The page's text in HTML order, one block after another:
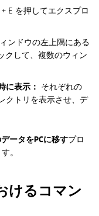
E を押してエクスプロ
ンドウの左上隅にある
クして、複数のウィン
に表示： それぞれの
クトリを表示させ、デ
ータをPCに移すプロ
。
けるコマン